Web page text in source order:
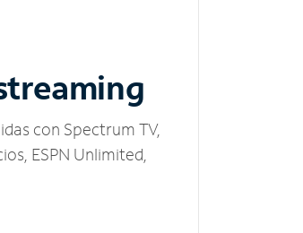
con Spectrum TV,
ESPN Unlimited,